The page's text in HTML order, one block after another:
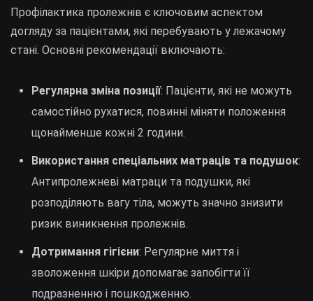
Профілактика пролежнів є ключовим аспектом
догляду за пацієнтами, які перебувають у лежачому
стані. Основні рекомендації включають:
Регулярна зміна позиції: Пацієнти, які не можуть
самостійно рухатися, повинні міняти положення
щонайменше кожні 2 години.
Використання спеціальних матраців та подушок:
Антипролежневі матраци та подушки, які
розподіляють вагу тіла, можуть значно знизити
ризик виникнення пролежнів.
Дотримання гігієни: Регулярне миття і
зволоження шкіри допомагає запобігти її
подразненню і пошкодженню.